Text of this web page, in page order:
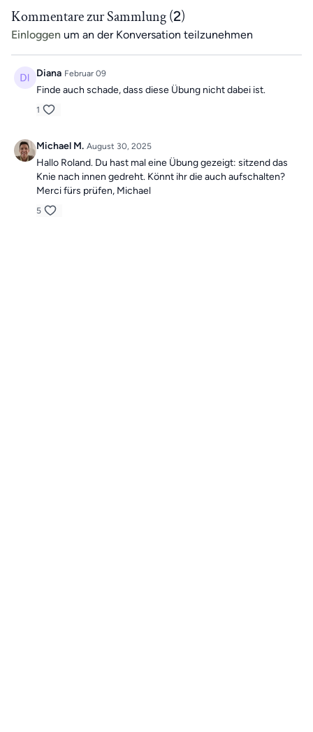
>>Hier geht's zum Shop<<
Iliosakralgelenkschmerzen (ISG-Schmerzen), Gesäßschmerzen,
Rücken-Gesäß-Beinschmerzen und Ischialgie, Ischiasschmerzen,
Schambeinschmerzen/Schambeinentzündung, Gesäßschmerzen,
Piriformis-Syndrom, Leistenschmerzen, Gesäßschmerzen mit
Sitzbeinschmerzen und vielen mehr.
Kommentare zur Sammlung (2)
Einloggen um an der Konversation teilzunehmen
Diana Februar 09
Finde auch schade, dass diese Übung nicht dabei ist.
1
Michael M. August 30, 2025
Hallo Roland. Du hast mal eine Übung gezeigt: sitzend das
Knie nach innen gedreht. Könnt ihr die auch aufschalten?
Merci fürs prüfen, Michael
5